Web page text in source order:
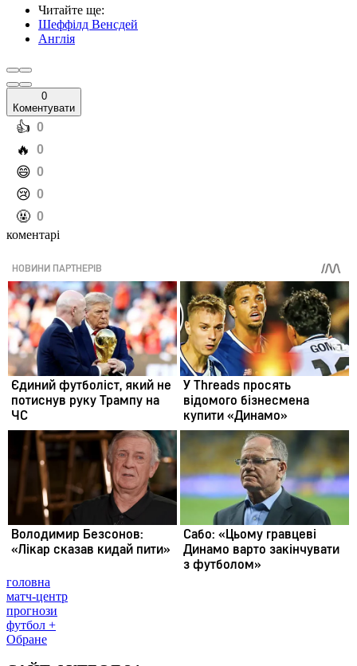
Читайте ще:
Шеффілд Венсдей
Англія
0
Коментувати
️👍 0
️🔥 0
️😄 0
️😢 0
️🤬 0
коментарі
головна
матч-центр
прогнози
футбол +
Обране